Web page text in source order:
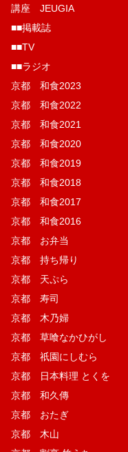
講座 JEUGIA
■■掲載誌
■■TV
■■ラジオ
京都 和食2023
京都 和食2022
京都 和食2021
京都 和食2020
京都 和食2019
京都 和食2018
京都 和食2017
京都 和食2016
京都 お弁当
京都 持ち帰り
京都 天ぷら
京都 寿司
京都 木乃婦
京都 草喰なかひがし
京都 祇園にしむら
京都 日本料理 とくを
京都 和久傳
京都 おたぎ
京都 木山